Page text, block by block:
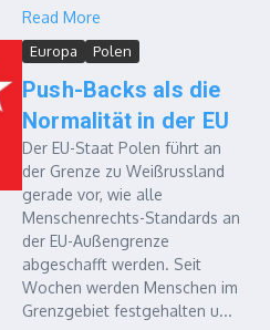
Read More
Europa Polen
Push-Backs als die
Normalität in der EU
Der EU-Staat Polen führt an
der Grenze zu Weißrussland
gerade vor, wie alle
Menschenrechts-Standards an
der EU-Außengrenze
abgeschafft werden. Seit
Wochen werden Menschen im
Grenzgebiet festgehalten u...